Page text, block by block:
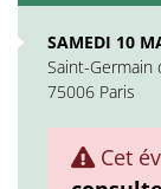
SAMEDI 10
Saint-Germain
75006 Paris
Cet